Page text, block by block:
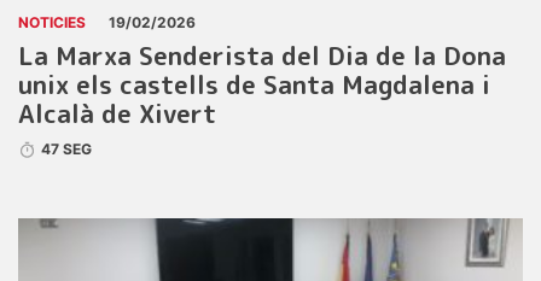
NOTICIES 19/02/2026
La Marxa Senderista del Dia de la Dona
unix els castells de Santa Magdalena i
Alcalà de Xivert
47 SEG